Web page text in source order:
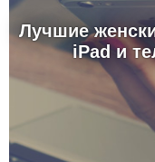
Лучшие
iPad и